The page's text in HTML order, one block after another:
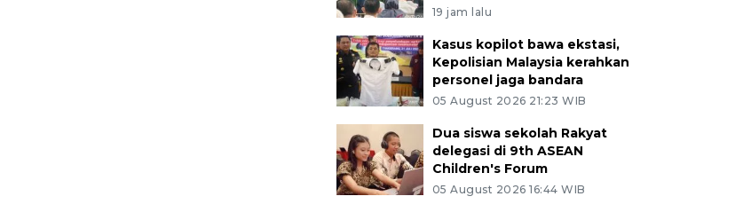
19 jam lalu
Kasus kopilot bawa ekstasi,
Kepolisian Malaysia kerahkan
personel jaga bandara
05 August 2026 21:23 WIB
Dua siswa sekolah Rakyat
delegasi di 9th ASEAN
Children's Forum
05 August 2026 16:44 WIB